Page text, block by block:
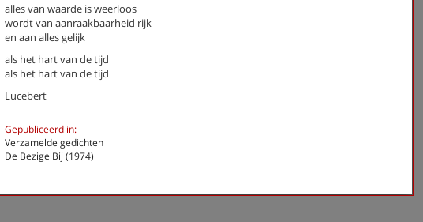
Previous
1 ›Next»Last
alles van waarde is weerloos
wordt van aanraakbaarheid rijk
en aan alles gelijk
als het hart van de tijd
als het hart van de tijd
Lucebert
Gepubliceerd in:
Verzamelde gedichten
De Bezige Bij (1974)